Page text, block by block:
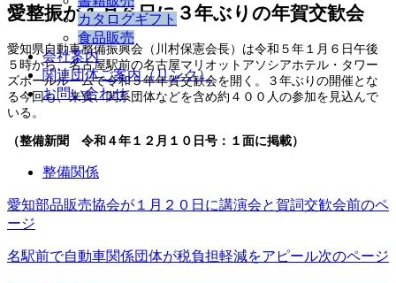
カタログギフト
食品販売
会社案内
関連団体ご案内（リンク）
お問い合わせ
愛整振が１月６日に３年ぶりの年賀交歓会
愛知県自動車整備振興会（川村保憲会長）は令和５年１月６日午後
５時から、名古屋駅前の名古屋マリオットアソシアホテル・タワー
ズボールルームで令和５年年賀交歓会を開く。３年ぶりの開催とな
る今回も、来賓、関系団体などを含め約４００人の参加を見込んで
いる。
（整備新聞 令和４年１２月１０日号：１面に掲載）
整備関係
愛知部品販売協会が１月２０日に講演会と賀詞交歓会前のペ
ージ
名駅前で自動車関係団体が税負担軽減をアピール次のページ